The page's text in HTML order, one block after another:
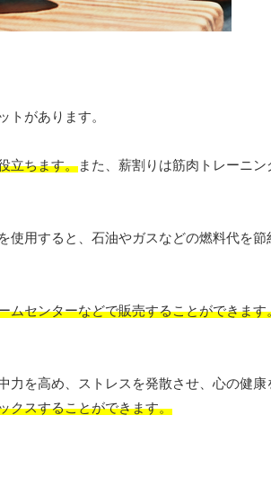
トがあります。
立ちます。また、薪割りは筋肉トレーニ
使用すると、石油やガスなどの燃料代を節
ムセンターなどで販売することができます
を高め、ストレスを発散させ、心の健康
クスすることができます。